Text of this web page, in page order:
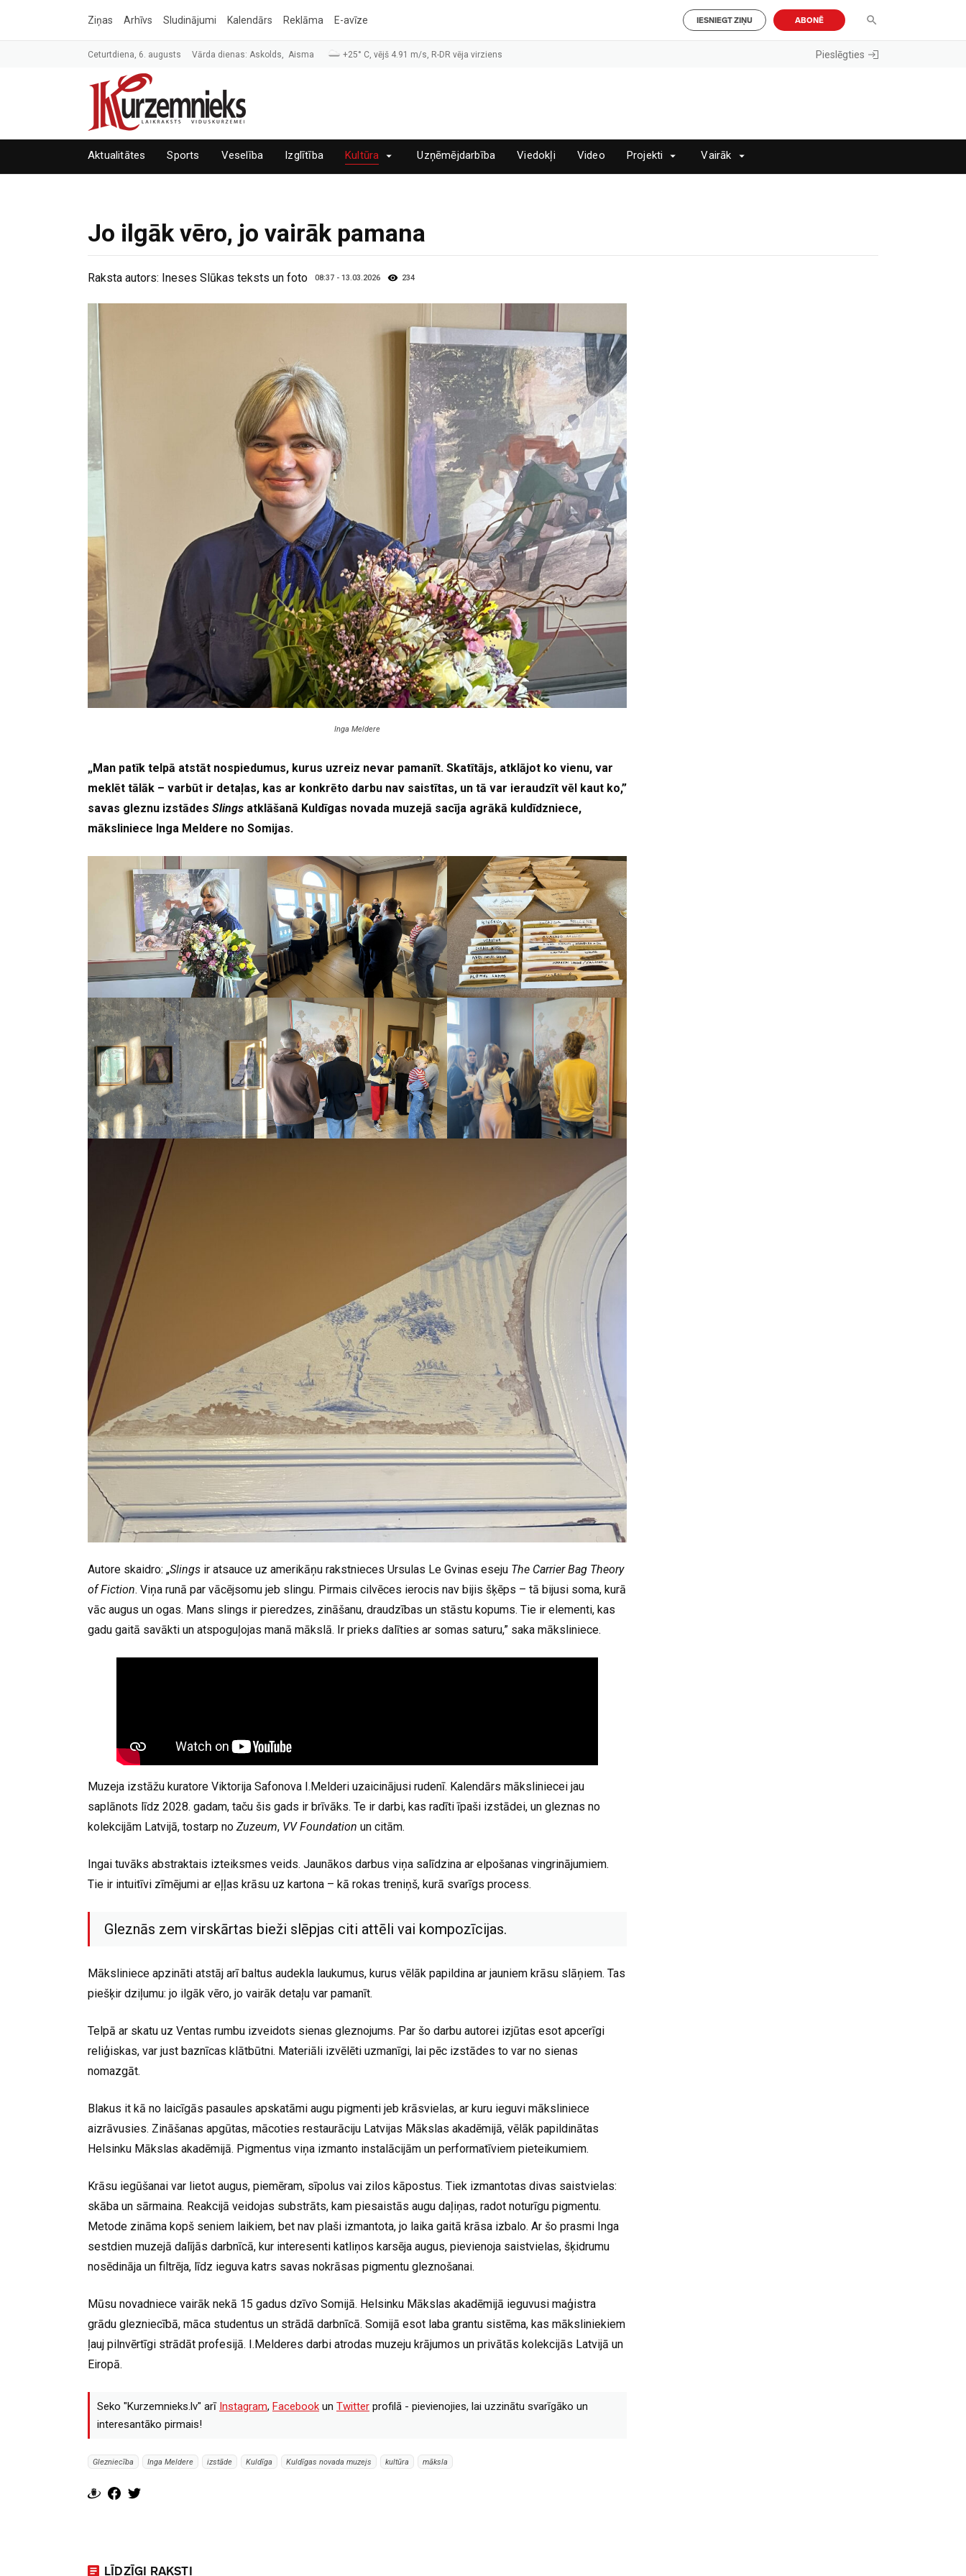
Ziņas Arhīvs Sludinājumi Kalendārs Reklāma E-avīze IESNIEGT ZIŅU ABONĒ
Ceturtdiena, 6. augusts Vārda dienas: Askolds, Aisma +25° C, vējš 4.91 m/s, R-DR vēja virziens Pieslēgties
Aktualitātes Sports Veselība Izglītība Kultūra Uzņēmējdarbība Viedokļi Video Projekti Vairāk
Jo ilgāk vēro, jo vairāk pamana
Raksta autors: Ineses Slūkas teksts un foto 08:37 - 13.03.2026 234
Inga Meldere
„Man patīk telpā atstāt nospiedumus, kurus uzreiz nevar pamanīt. Skatītājs, atklājot ko vienu, var
meklēt tālāk – varbūt ir detaļas, kas ar konkrēto darbu nav saistītas, un tā var ieraudzīt vēl kaut ko,”
savas gleznu izstādes Slings atklāšanā Kuldīgas novada muzejā sacīja agrākā kuldīdzniece,
māksliniece Inga Meldere no Somijas.
Autore skaidro: „Slings ir atsauce uz amerikāņu rakstnieces Ursulas Le Gvinas eseju The Carrier Bag Theory
of Fiction. Viņa runā par vācējsomu jeb slingu. Pirmais cilvēces ierocis nav bijis šķēps – tā bijusi soma, kurā
vāc augus un ogas. Mans slings ir pieredzes, zināšanu, draudzības un stāstu kopums. Tie ir elementi, kas
gadu gaitā savākti un atspoguļojas manā mākslā. Ir prieks dalīties ar somas saturu,” saka māksliniece.
Muzeja izstāžu kuratore Viktorija Safonova I.Melderi uzaicinājusi rudenī. Kalendārs māksliniecei jau
saplānots līdz 2028. gadam, taču šis gads ir brīvāks. Te ir darbi, kas radīti īpaši izstādei, un gleznas no
kolekcijām Latvijā, tostarp no Zuzeum, VV Foundation un citām.
Ingai tuvāks abstraktais izteiksmes veids. Jaunākos darbus viņa salīdzina ar elpošanas vingrinājumiem.
Tie ir intuitīvi zīmējumi ar eļļas krāsu uz kartona – kā rokas treniņš, kurā svarīgs process.
Gleznās zem virskārtas bieži slēpjas citi attēli vai kompozīcijas.
Māksliniece apzināti atstāj arī baltus audekla laukumus, kurus vēlāk papildina ar jauniem krāsu slāņiem. Tas
piešķir dziļumu: jo ilgāk vēro, jo vairāk detaļu var pamanīt.
Telpā ar skatu uz Ventas rumbu izveidots sienas gleznojums. Par šo darbu autorei izjūtas esot apcerīgi
reliģiskas, var just baznīcas klātbūtni. Materiāli izvēlēti uzmanīgi, lai pēc izstādes to var no sienas
nomazgāt.
Blakus it kā no laicīgās pasaules apskatāmi augu pigmenti jeb krāsvielas, ar kuru ieguvi māksliniece
aizrāvusies. Zināšanas apgūtas, mācoties restaurāciju Latvijas Mākslas akadēmijā, vēlāk papildinātas
Helsinku Mākslas akadēmijā. Pigmentus viņa izmanto instalācijām un performatīviem pieteikumiem.
Krāsu iegūšanai var lietot augus, piemēram, sīpolus vai zilos kāpostus. Tiek izmantotas divas saistvielas:
skāba un sārmaina. Reakcijā veidojas substrāts, kam piesaistās augu daļiņas, radot noturīgu pigmentu.
Metode zināma kopš seniem laikiem, bet nav plaši izmantota, jo laika gaitā krāsa izbalo. Ar šo prasmi Inga
sestdien muzejā dalījās darbnīcā, kur interesenti katliņos karsēja augus, pievienoja saistvielas, šķidrumu
nosēdināja un filtrēja, līdz ieguva katrs savas nokrāsas pigmentu gleznošanai.
Mūsu novadniece vairāk nekā 15 gadus dzīvo Somijā. Helsinku Mākslas akadēmijā ieguvusi maģistra
grādu glezniecībā, māca studentus un strādā darbnīcā. Somijā esot laba grantu sistēma, kas māksliniekiem
ļauj pilnvērtīgi strādāt profesijā. I.Melderes darbi atrodas muzeju krājumos un privātās kolekcijās Latvijā un
Eiropā.
Seko "Kurzemnieks.lv" arī Instagram, Facebook un Twitter profilā - pievienojies, lai uzzinātu svarīgāko un
interesantāko pirmais!
Glezniecība Inga Meldere izstāde Kuldīga Kuldīgas novada muzejs kultūra māksla
LĪDZĪGI RAKSTI